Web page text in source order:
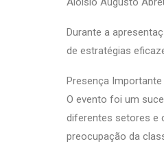
Durante a
de estratégias
Presença Importante
O evento foi um
diferentes setores e
preocupação da